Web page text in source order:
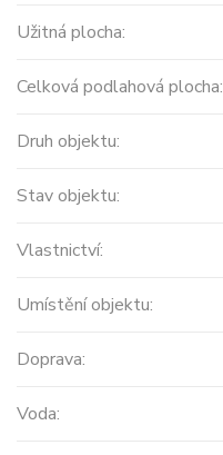
Užitná plocha:
Celková podlahová plocha:
Druh objektu:
Stav objektu:
Vlastnictví:
Umístění objektu:
Doprava:
Voda: